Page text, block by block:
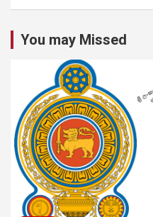
You may Missed